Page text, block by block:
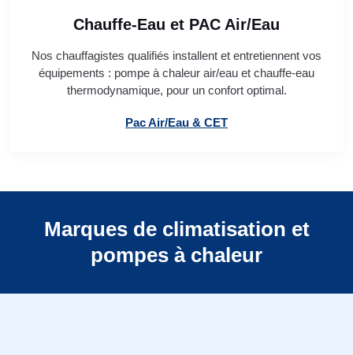
Chauffe-Eau et PAC Air/Eau
Nos chauffagistes qualifiés installent et entretiennent vos
équipements : pompe à chaleur air/eau et chauffe-eau
thermodynamique, pour un confort optimal.
Pac Air/Eau & CET
Marques de climatisation et
pompes à chaleur